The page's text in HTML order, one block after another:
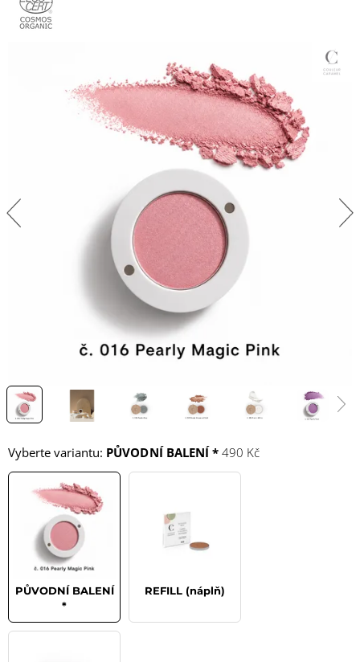
Vyberte variantu: PŮVODNÍ BALENÍ * 490 Kč
PŮVODNÍ BALENÍ
*
REFILL (náplň)